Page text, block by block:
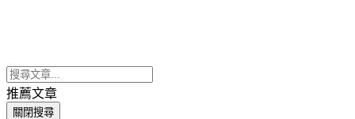
推薦文章
關閉搜尋